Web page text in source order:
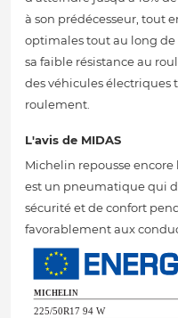
à son prédécesseur, tout
optimales tout au long de
sa faible résistance au
des véhicules
roulement.
L'avis de MIDAS
Michelin repousse
est un pneumatique qui
sécurité et de confort
favorablement aux